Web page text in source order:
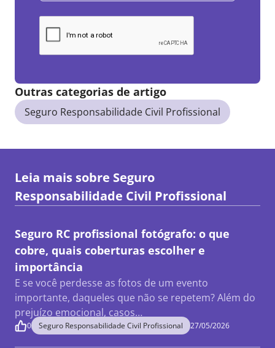
Outras categorias de artigo
Seguro Responsabilidade Civil Profissional
Leia mais sobre Seguro
Responsabilidade Civil Profissional
Seguro RC profissional fotógrafo: o que
cobre, quais coberturas escolher e
importância
E se você perdesse as fotos de um evento
importante, daqueles que não se repetem? Além do
prejuízo emocional, casos…
0 Seguro Responsabilidade Civil Profissional 27/05/2026